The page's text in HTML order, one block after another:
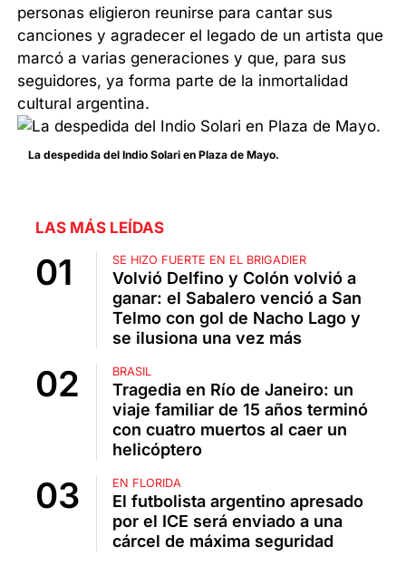
personas eligieron reunirse para cantar sus
canciones y agradecer el legado de un artista que
marcó a varias generaciones y que, para sus
seguidores, ya forma parte de la inmortalidad
cultural argentina.
La despedida del Indio Solari en Plaza de Mayo.
LAS MÁS LEÍDAS
SE HIZO FUERTE EN EL BRIGADIER
Volvió Delfino y Colón volvió a
ganar: el Sabalero venció a San
Telmo con gol de Nacho Lago y
se ilusiona una vez más
BRASIL
Tragedia en Río de Janeiro: un
viaje familiar de 15 años terminó
con cuatro muertos al caer un
helicóptero
EN FLORIDA
El futbolista argentino apresado
por el ICE será enviado a una
cárcel de máxima seguridad